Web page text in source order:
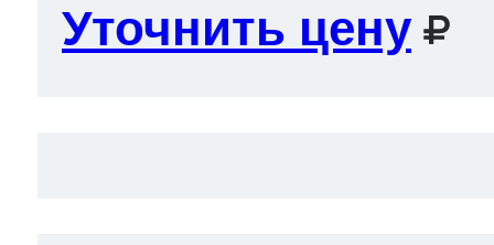
Уточнить цену